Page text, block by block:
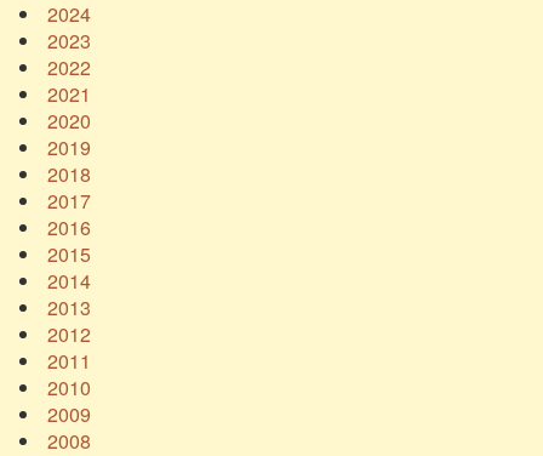
2024
2023
2022
2021
2020
2019
2018
2017
2016
2015
2014
2013
2012
2011
2010
2009
2008